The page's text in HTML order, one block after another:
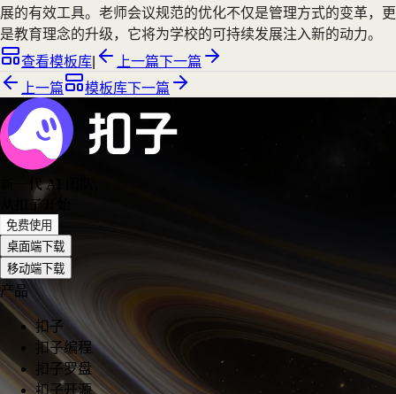
展的有效工具。老师会议规范的优化不仅是管理方式的变革，更
是教育理念的升级，它将为学校的可持续发展注入新的动力。
查看模板库
上一篇下一篇
上一篇
模板库下一篇
新一代 AI 团队
从扣子开始
免费使用
桌面端下载
移动端下载
产品
扣子
扣子编程
扣子罗盘
扣子开源